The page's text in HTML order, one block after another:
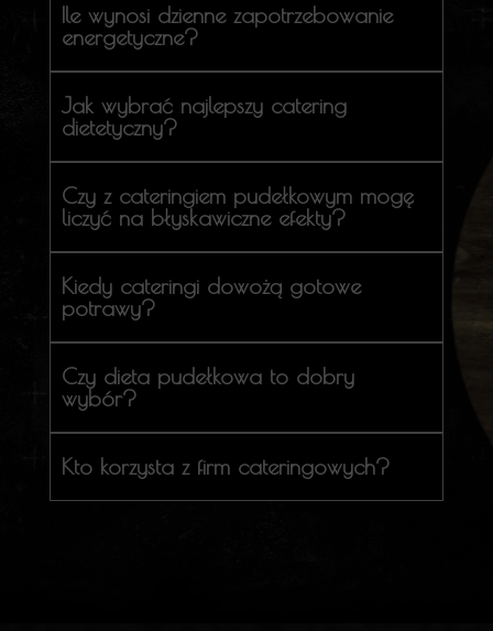
Ile wynosi dzienne zapotrzebowanie
energetyczne?
Jak wybrać najlepszy catering
dietetyczny?
Czy z cateringiem pudełkowym mogę
liczyć na błyskawiczne efekty?
Kiedy cateringi dowożą gotowe
potrawy?
Czy dieta pudełkowa to dobry
wybór?
Kto korzysta z firm cateringowych?